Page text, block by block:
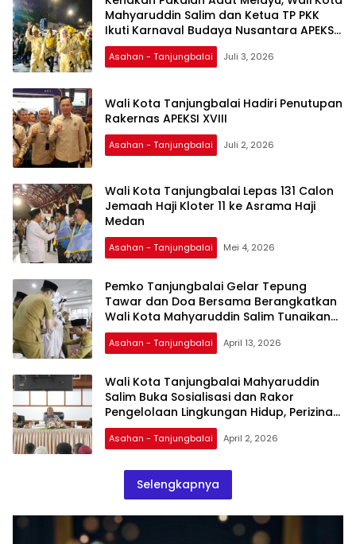
Mahyaruddin Salim dan Ketua TP PKK
Ikuti Karnaval Budaya Nusantara APEKSI
ke-18 Kota Medan
Asahan - Tanjungbalai Juli 3, 2026
Wali Kota Tanjungbalai Hadiri Penutupan
Rakernas APEKSI XVIII
Asahan - Tanjungbalai Juli 2, 2026
Wali Kota Tanjungbalai Lepas 131 Calon
Jemaah Haji Kloter 11 ke Asrama Haji
Medan
Asahan - Tanjungbalai Mei 4, 2026
Pemko Tanjungbalai Gelar Tepung
Tawar dan Doa Bersama Berangkatkan
Wali Kota Mahyaruddin Salim Tunaikan
Ibadah Haji
Asahan - Tanjungbalai April 13, 2026
Wali Kota Tanjungbalai Mahyaruddin
Salim Buka Sosialisasi dan Rakor
Pengelolaan Lingkungan Hidup, Perizinan
dan Ketenagakerjaan
Asahan - Tanjungbalai April 2, 2026
Selengkapnya